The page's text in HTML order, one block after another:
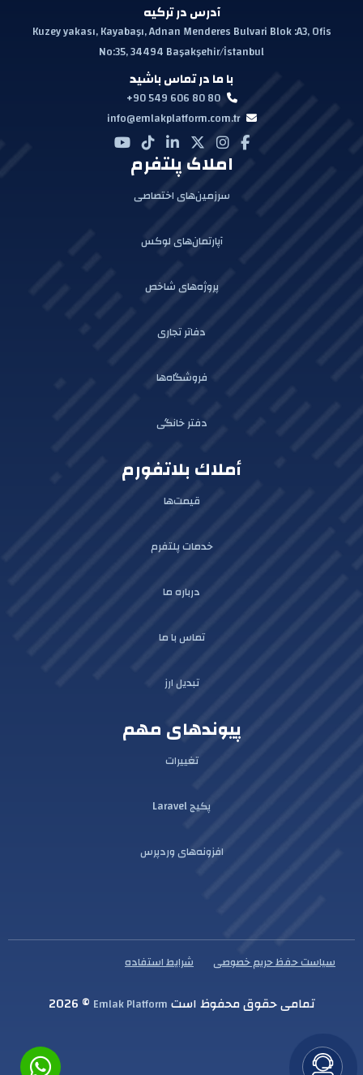
آدرس در ترکیه
Kuzey yakası, Kayabaşı, Adnan Menderes Bulvari Blok :A3, Ofis
No:35, 34494 Başakşehir/İstanbul
با ما در تماس باشید
+90 549 606 80 80
info@emlakplatform.com.tr
املاک پلتفرم
سرزمین‌های اختصاصی
آپارتمان‌های لوکس
پروژه‌های شاخص
دفاتر تجاری
فروشگاه‌ها
دفتر خانگی
أملاك بلاتفورم
قیمت‌ها
خدمات پلتفرم
درباره ما
تماس با ما
تبدیل ارز
پیوندهای مهم
تغییرات
پکیج Laravel
افزونه‌های وردپرس
سیاست حفظ حریم خصوصی شرایط استفاده
تمامی حقوق محفوظ است Emlak Platform
© 2026